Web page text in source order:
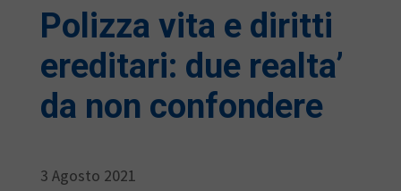
Polizza vita e diritti
ereditari: due realta’
da non confondere
3 Agosto 2021